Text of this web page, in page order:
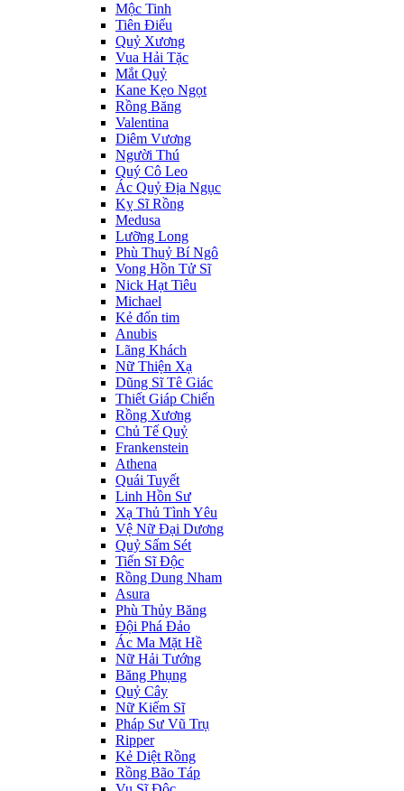
Mộc Tinh
Tiên Điểu
Quỷ Xương
Vua Hải Tặc
Mắt Quỷ
Kane Kẹo Ngọt
Rồng Băng
Valentina
Diêm Vương
Người Thú
Quý Cô Leo
Ác Quỷ Địa Ngục
Kỵ Sĩ Rồng
Medusa
Lưỡng Long
Phù Thuỷ Bí Ngô
Vong Hồn Tử Sĩ
Nick Hạt Tiêu
Michael
Kẻ đốn tim
Anubis
Lãng Khách
Nữ Thiện Xạ
Dũng Sĩ Tê Giác
Thiết Giáp Chiến
Rồng Xương
Chủ Tế Quỷ
Frankenstein
Athena
Quái Tuyết
Linh Hồn Sư
Xạ Thủ Tình Yêu
Vệ Nữ Đại Dương
Quỷ Sấm Sét
Tiến Sĩ Độc
Rồng Dung Nham
Asura
Phù Thủy Băng
Đội Phá Đảo
Ác Ma Mặt Hề
Nữ Hải Tướng
Băng Phụng
Quỷ Cây
Nữ Kiếm Sĩ
Pháp Sư Vũ Trụ
Ripper
Kẻ Diệt Rồng
Rồng Bão Táp